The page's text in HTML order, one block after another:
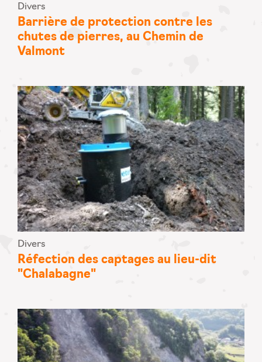
Divers
Barrière de protection contre les
chutes de pierres, au Chemin de
Valmont
Divers
Réfection des captages au lieu-dit
"Chalabagne"